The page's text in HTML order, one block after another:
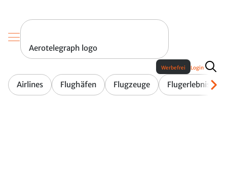
Aerotelegraph logo
Airlines Flughäfen Flugzeuge Flugerlebnis
Werbefrei Login